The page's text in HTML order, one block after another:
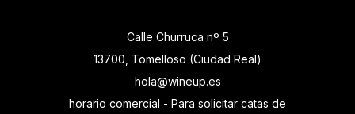
Calle Churruca nº 5
13700, Tomelloso (Ciudad Real)
hola@wineup.es
horario comercial - Para solicitar catas de